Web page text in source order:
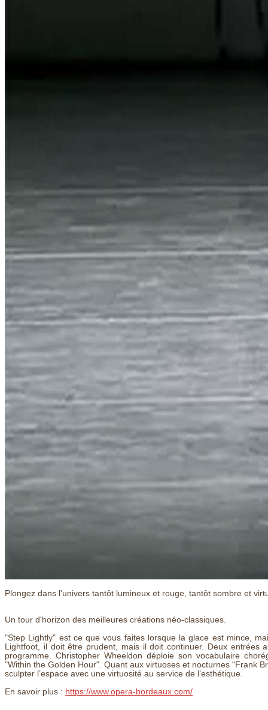
Plongez dans l'univers tantôt lumineux et rouge, tantôt sombre et
Un tour d'horizon des meilleures créations néo-classiques.
"Step Lightly" est ce que vous faites lorsque la glace est mince,
Lightfoot, il doit être prudent, mais il doit continuer. Deux
programme. Christopher Wheeldon déploie son vocabulaire
"Within the Golden Hour". Quant aux virtuoses et nocturnes "Frank
sculpter l’espace avec une virtuosité au service de l’esthétique.
En savoir plus : https://www.opera-bordeaux.com/